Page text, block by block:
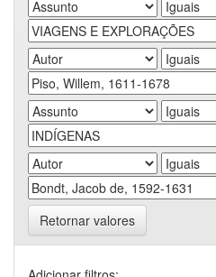
Retornar valores